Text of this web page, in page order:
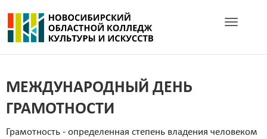
Toggle
МЕЖДУНАРОДНЫЙ ДЕНЬ
ГРАМОТНОСТИ
Грамотность - определенная степень владения человеком